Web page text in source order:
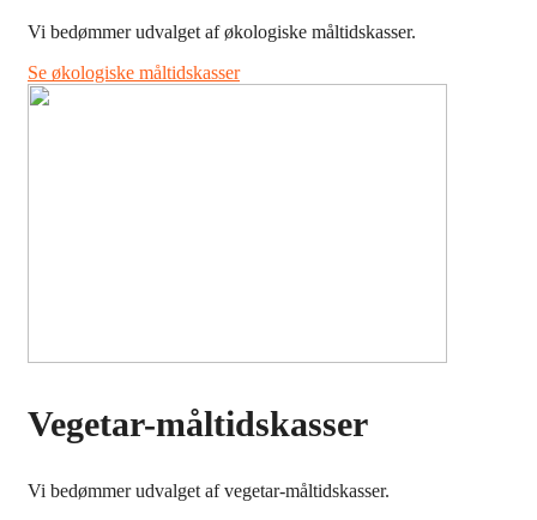
Vi bedømmer udvalget af økologiske måltidskasser.
Se økologiske måltidskasser
Vegetar-måltidskasser
Vi bedømmer udvalget af vegetar-måltidskasser.